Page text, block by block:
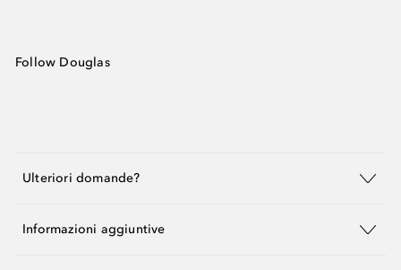
Follow Douglas
Ulteriori domande?
Informazioni aggiuntive